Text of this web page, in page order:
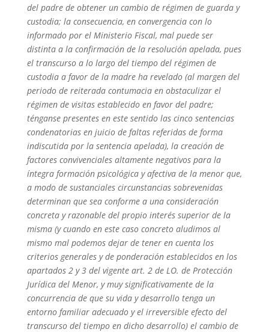
del padre de obtener un cambio de régimen de guarda y
custodia; la consecuencia, en convergencia con lo
informado por el Ministerio Fiscal, mal puede ser
distinta a la confirmación de la resolución apelada, pues
el transcurso a lo largo del tiempo del régimen de
custodia a favor de la madre ha revelado (al margen del
periodo de reiterada contumacia en obstaculizar el
régimen de visitas establecido en favor del padre;
ténganse presentes en este sentido las cinco sentencias
condenatorias en juicio de faltas referidas de forma
indiscutida por la sentencia apelada), la creación de
factores convivenciales altamente negativos para la
íntegra formación psicológica y afectiva de la menor que,
a modo de sustanciales circunstancias sobrevenidas
determinan que sea conforme a una consideración
concreta y razonable del propio interés superior de la
misma (y cuando en este caso concreto aludimos al
mismo mal podemos dejar de tener en cuenta los
criterios generales y de ponderación establecidos en los
apartados 2 y 3 del vigente art. 2 de LO. de Protección
Jurídica del Menor, y muy significativamente de la
concurrencia de que su vida y desarrollo tenga un
entorno familiar adecuado y el irreversible efecto del
transcurso del tiempo en dicho desarrollo) el cambio de